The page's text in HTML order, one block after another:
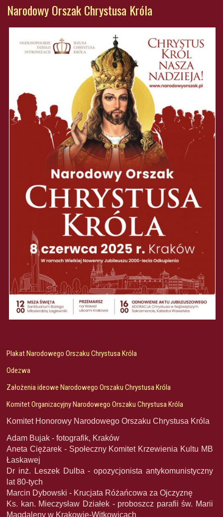
Narodowy Orszak Chrystusa Króla
Plakat Narodowego Orszaku Chrystusa Króla
Odezwa
Założenia ideowe Narodowego Orszaku Chrystusa Króla
Komitet Organizacyjny Narodowego Orszaku Chrystusa Króla
Komitet Honorowy Narodowego Orszaku Chrystusa Króla
Adam Bujak - fotografik, Kraków
Aneta Ciężarek - Społeczny Komitet Krzewienia Kultu MB
Łaskawej
Dr inż. Leszek Dulba - opozycjonista antykomunistyczny
lat 80-tych
Marcin Dybowski - Krucjata Różańcowa za Ojczyznę
Ks. kan. Mieczysław Działek - proboszcz parafii św. Marii
Magdaleny w Krakowie-Witkowicach